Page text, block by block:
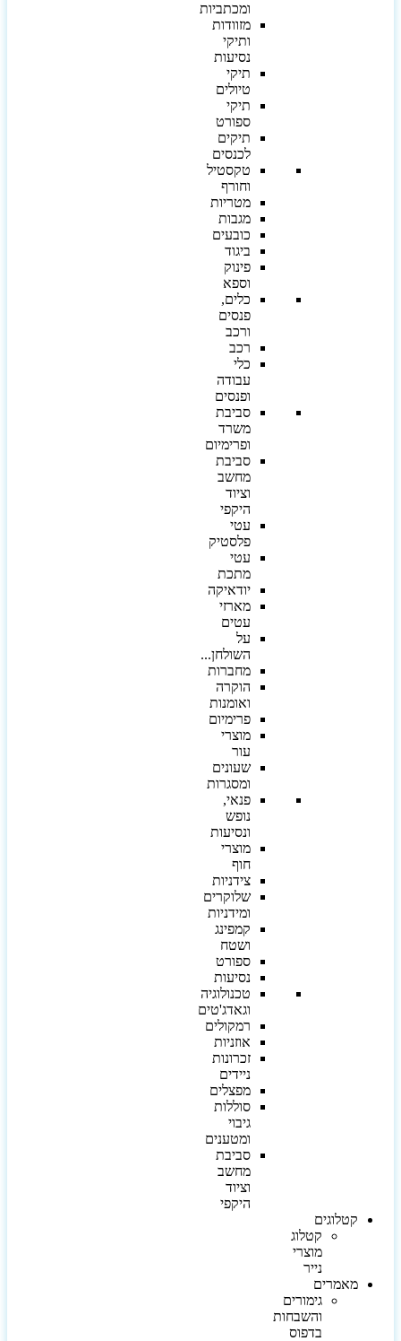
ומכתביות
מזוודות
ותיקי
נסיעות
תיקי
טיולים
תיקי
ספורט
תיקים
לכנסים
טקסטיל
וחורף
מטריות
מגבות
כובעים
ביגוד
פינוק
וספא
כלים,
פנסים
ורכב
רכב
כלי
עבודה
ופנסים
סביבת
משרד
ופרימיום
סביבת
מחשב
וציוד
היקפי
עטי
פלסטיק
עטי
מתכת
יודאיקה
מארזי
עטים
על
השולחן...
מחברות
הוקרה
ואומנות
פרימיום
מוצרי
עור
שעונים
ומסגרות
פנאי,
נופש
ונסיעות
מוצרי
חוף
צידניות
שלוקרים
ומידניות
קמפינג
ושטח
ספורט
נסיעות
טכנולוגיה
וגאדג'טים
רמקולים
אוזניות
זכרונות
ניידים
מפצלים
סוללות
גיבוי
ומטענים
סביבת
מחשב
וציוד
היקפי
קטלוגים
קטלוג
מוצרי
נייר
מאמרים
גימורים
והשבחות
בדפוס